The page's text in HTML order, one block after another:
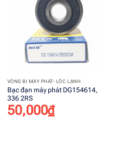
Add to
wishlist
VÒNG BI MÁY PHÁT- LỐC LẠNH
Bạc đạn máy phát DG154614,
336 2RS
50,000₫